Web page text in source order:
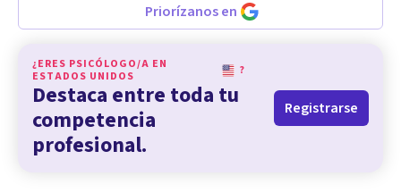
Priorízanos en
¿ERES PSICÓLOGO/A EN
ESTADOS UNIDOS
?
Destaca entre toda tu
competencia
profesional.
Registrarse